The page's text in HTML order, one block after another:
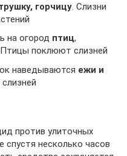
горчицу. Слизни
на огород птиц,
поклюют слизней
наведываются ежи и
против улиточных
несколько часов